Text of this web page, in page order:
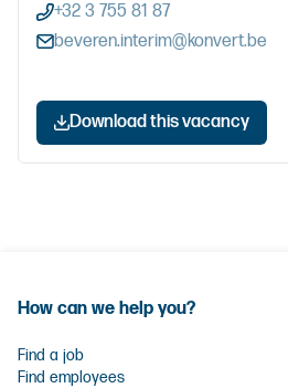
+32 3 755 81 87
beveren.interim@konvert.be
Download this vacancy
How can we help you?
Find a job
Find employees